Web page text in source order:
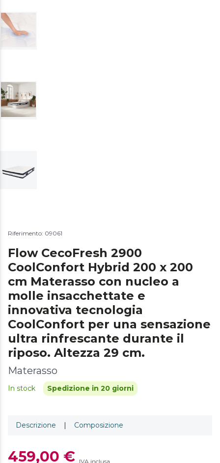
Riferimento: 09061
Flow CecoFresh 2900
CoolConfort Hybrid 200 x 200
cm Materasso con nucleo a
molle insacchettate e
innovativa tecnologia
CoolConfort per una sensazione
ultra rinfrescante durante il
riposo. Altezza 29 cm.
Materasso
In stock Spedizione in 20 giorni
Descrizione | Composizione
459,00 € IVA inclusa